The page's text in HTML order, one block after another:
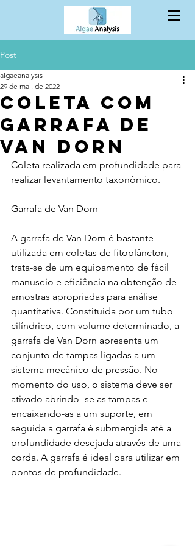
Post
Coleta com
Garrafa de
Van Dorn
algaeanalysis
29 de mai. de 2022
Coleta realizada em profundidade para
realizar levantamento taxonômico.
Garrafa de Van Dorn
A garrafa de Van Dorn é bastante
utilizada em coletas de fitoplâncton,
trata-se de um equipamento de fácil
manuseio e eficiência na obtenção de
amostras apropriadas para análise
quantitativa. Constituída por um tubo
cilíndrico, com volume determinado, a
garrafa de Van Dorn apresenta um
conjunto de tampas ligadas a um
sistema mecânico de pressão. No
momento do uso, o sistema deve ser
ativado abrindo- se as tampas e
encaixando-as a um suporte, em
seguida a garrafa é submergida até a
profundidade desejada através de uma
corda. A garrafa é ideal para utilizar em
pontos de profundidade.